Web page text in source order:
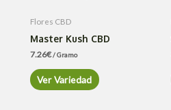
Flores CBD
Master Kush CBD
7.26€/ Gramo
Ver Variedad